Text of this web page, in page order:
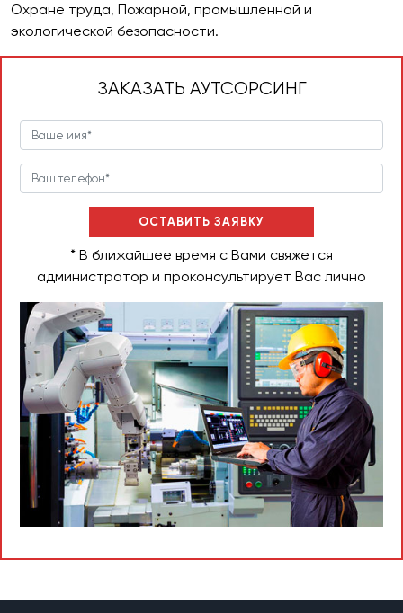
Охране труда, Пожарной, промышленной и
экологической безопасности.
ЗАКАЗАТЬ АУТСОРСИНГ
ОСТАВИТЬ ЗАЯВКУ
* В ближайшее время с Вами свяжется
администратор и проконсультирует Вас лично